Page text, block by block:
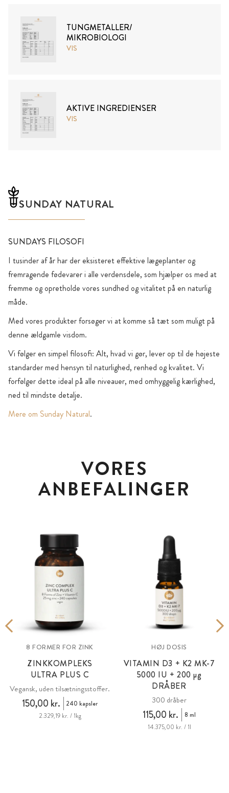
TUNGMETALLER/
MIKROBIOLOGI
VIS
AKTIVE INGREDIENSER
VIS
SUNDAY NATURAL
SUNDAYS FILOSOFI
I tusinder af år har der eksisteret effektive lægeplanter og
fremragende fødevarer i alle verdensdele, som hjælper os med at
fremme og opretholde vores sundhed og vitalitet på en naturlig
måde.
Med vores produkter forsøger vi at komme så tæt som muligt på
denne ældgamle visdom.
Vi følger en simpel filosofi: Alt, hvad vi gør, lever op til de højeste
standarder med hensyn til naturlighed, renhed og kvalitet. Vi
forfølger dette ideal på alle niveauer, med omhyggelig kærlighed,
ned til mindste detalje.
Mere om Sunday Natural.
VORES
ANBEFALINGER
8 FORMER FOR ZINK
ZINKKOMPLEKS
ULTRA PLUS C
Vegansk, uden tilsætningsstoffer.
150,00 kr.
240 kapsler
2.329,19 kr. / 1kg
HØJ DOSIS
VITAMIN D3 + K2 MK-7
5000 IU + 200 µg
DRÅBER
300 dråber
115,00 kr.
8 ml
14.375,00 kr. / 1l